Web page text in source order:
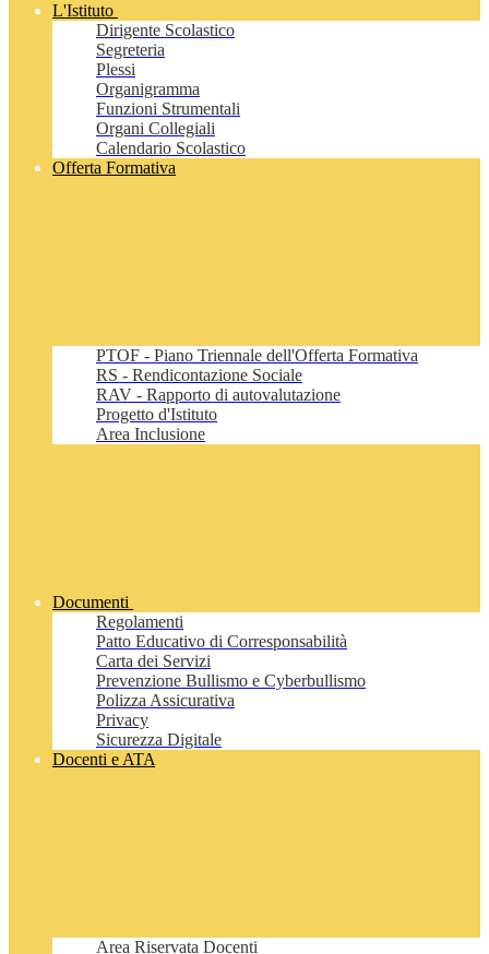
L'Istituto
Dirigente Scolastico
Segreteria
Plessi
Organigramma
Funzioni Strumentali
Organi Collegiali
Calendario Scolastico
Offerta Formativa
PTOF - Piano Triennale dell'Offerta Formativa
RS - Rendicontazione Sociale
RAV - Rapporto di autovalutazione
Progetto d'Istituto
Area Inclusione
Documenti
Regolamenti
Patto Educativo di Corresponsabilità
Carta dei Servizi
Prevenzione Bullismo e Cyberbullismo
Polizza Assicurativa
Privacy
Sicurezza Digitale
Docenti e ATA
Area Riservata Docenti